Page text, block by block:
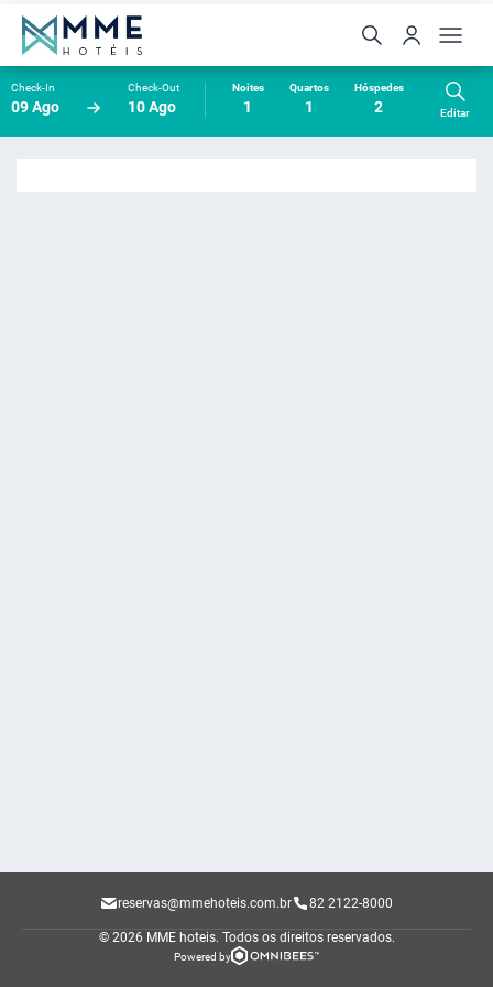
Check-In
09 Ago
Check-Out
10 Ago
Noites
1
Quartos
1
Hóspedes
2 Editar
reservas@mmehoteis.com.br 82 2122-8000
© 2026 MME hoteis. Todos os direitos reservados.
Powered by